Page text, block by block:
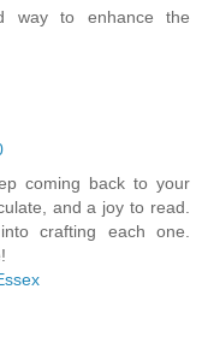
way to enhance the
coming back to your
and a joy to read.
crafting each one.